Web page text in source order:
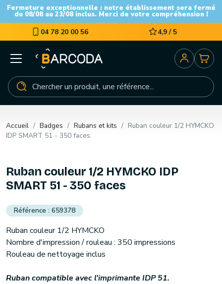
Fermeture exceptionnelle : notre établissement sera fermé
du 08/08 au 23/08 inclus. Merci de votre compréhension !
04 78 20 00 56 4,9 / 5
Accueil Badges Rubans et kits
Ruban couleur 1/2 HYMCKO
IDP SMART 51 - 350 faces
Ruban couleur 1/2 HYMCKO IDP
SMART 51 - 350 faces
659378
Ruban couleur 1/2 HYMCKO
Nombre d'impression / rouleau : 350 impressions
Rouleau de nettoyage inclus
Ruban compatible avec l'imprimante IDP 51.